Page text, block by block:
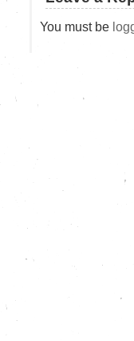
You must be